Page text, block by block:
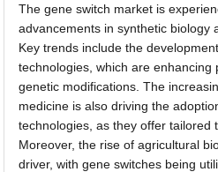
The gene switch market is
advancements in synthetic biology
Key trends include the
technologies, which are enhancing
genetic modifications. The
medicine is also driving the
technologies, as they offer tailored
Moreover, the rise of agricultural
driver, with gene switches being